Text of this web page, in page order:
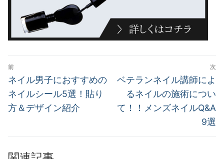
投
稿
ナ
ビ
前
前
の
投
ネイル男子におすすめの
ネイルシール5選！貼り
方＆デザイン紹介
次
次
投
ベテランネイル講師によ
るネイルの施術につい
て！！メンズネイルQ&A
9選